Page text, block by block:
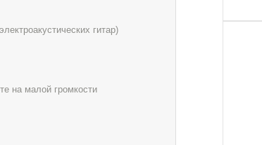
гитар)
на малой громкости